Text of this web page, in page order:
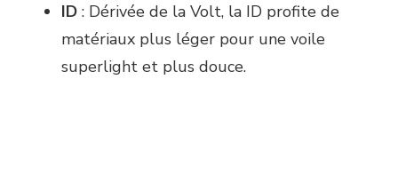
ID : Dérivée de la Volt, la ID profite de
matériaux plus léger pour une voile
superlight et plus douce.